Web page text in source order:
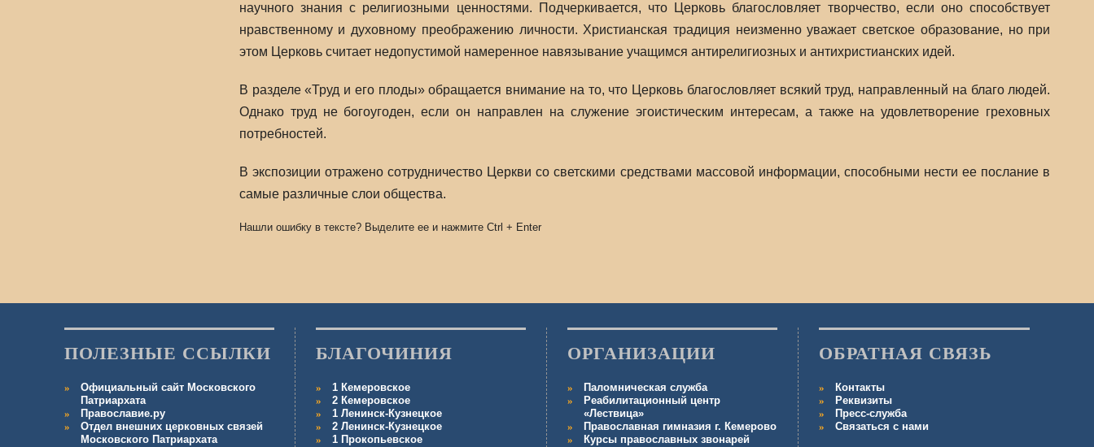
научного знания с религиозными ценностями. Подчеркивается, что Церковь благословляет творчество, если оно способствует
нравственному и духовному преображению личности. Христианская традиция неизменно уважает светское образование, но при
этом Церковь считает недопустимой намеренное навязывание учащимся антирелигиозных и антихристианских идей.
В разделе «Труд и его плоды» обращается внимание на то, что Церковь благословляет всякий труд, направленный на благо людей.
Однако труд не богоугоден, если он направлен на служение эгоистическим интересам, а также на удовлетворение греховных
потребностей.
В экспозиции отражено сотрудничество Церкви со светскими средствами массовой информации, способными нести ее послание в
самые различные слои общества.
Нашли ошибку в тексте? Выделите ее и нажмите Ctrl + Enter
ПОЛЕЗНЫЕ ССЫЛКИ
Официальный сайт Московского
Патриархата
Православие.ру
Отдел внешних церковных связей
Московского Патриархата
БЛАГОЧИНИЯ
1 Кемеровское
2 Кемеровское
1 Ленинск-Кузнецкое
2 Ленинск-Кузнецкое
1 Прокопьевское
ОРГАНИЗАЦИИ
Паломническая служба
Реабилитационный центр
«Лествица»
Православная гимназия г. Кемерово
Курсы православных звонарей
ОБРАТНАЯ СВЯЗЬ
Контакты
Реквизиты
Пресс-служба
Связаться с нами